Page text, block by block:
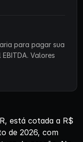
para pagar sua
Valores
está cotada a R$
de 2026, com